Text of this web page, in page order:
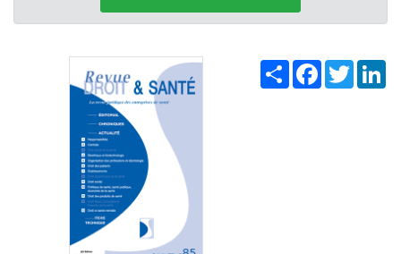
Share Facebook
Twitter